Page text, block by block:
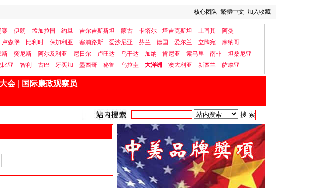
核心团队 繁體中文 加入收藏
寨 伊朗 孟加拉国 约旦 吉尔吉斯斯坦 蒙古 卡塔尔 塔吉克斯坦 土耳其
阿曼
卢森堡 比利时 保加利亚 塞浦路斯 爱沙尼亚 芬兰 德国 爱尔兰 立陶宛
摩纳哥
斯 突尼斯 阿尔及利亚 尼日尔 卢旺达 乌干达 加纳 肯尼亚 索马里 南非
坦桑尼亚
比亚 智利 古巴 牙买加 墨西哥 秘鲁 乌拉圭 大洋洲 澳大利亚 新西兰 萨摩亚
会 国际廉政观察员